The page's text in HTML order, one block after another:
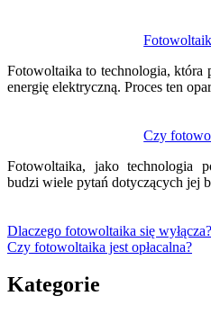
Fotowoltaika to technologia, która
energię elektryczną. Proces ten
Czy
Fotowoltaika, jako technologia
budzi wiele pytań dotyczących jej
Dlaczego fotowoltaika się wyłącza?
Czy fotowoltaika jest opłacalna?
Kategorie